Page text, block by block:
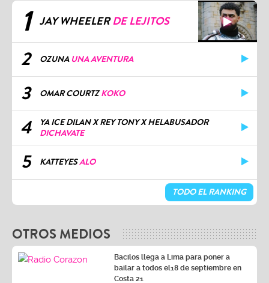
1 JAY WHEELERDE LEJITOS
2 OZUNA UNA AVENTURA
3 OMAR COURTZKOKO
4
YA ICE DILAN X REY TONY X HELABUSADOR
DICHAVATE
5 KATTEYESALO
TODO EL RANKING
OTROS MEDIOS
Bacilos llega a Lima para poner a
bailar a todos el18 de septiembre en
Costa 21